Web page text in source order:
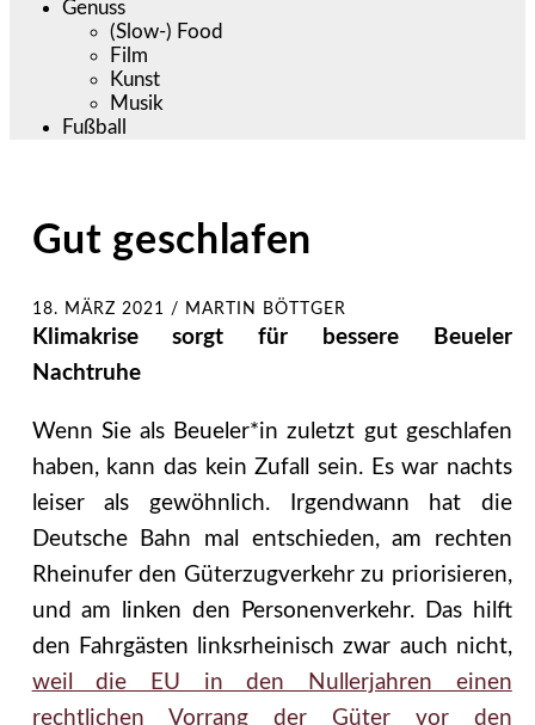
Genuss
(Slow-) Food
Film
Kunst
Musik
Fußball
Gut geschlafen
18. MÄRZ 2021 / MARTIN BÖTTGER
Klimakrise sorgt für bessere Beueler
Nachtruhe
Wenn Sie als Beueler*in zuletzt gut geschlafen
haben, kann das kein Zufall sein. Es war nachts
leiser als gewöhnlich. Irgendwann hat die
Deutsche Bahn mal entschieden, am rechten
Rheinufer den Güterzugverkehr zu priorisieren,
und am linken den Personenverkehr. Das hilft
den Fahrgästen linksrheinisch zwar auch nicht,
weil die EU in den Nullerjahren einen
rechtlichen Vorrang der Güter vor den